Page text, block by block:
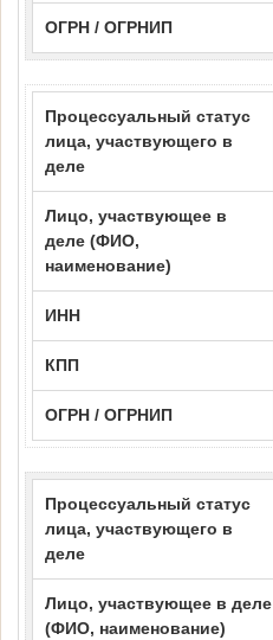
ОГРН / ОГРНИП
Процессуальный статус
лица, участвующего в
деле
Лицо, участвующее в
деле (ФИО,
наименование)
ИНН
КПП
ОГРН / ОГРНИП
Процессуальный статус
лица, участвующего в
деле
Лицо, участвующее в деле
(ФИО, наименование)